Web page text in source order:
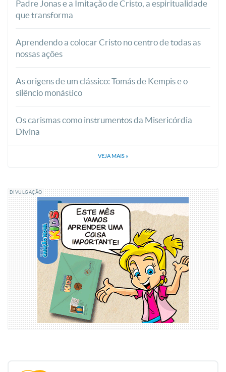
Padre Jonas e a Imitação de Cristo, a espiritualidade
que transforma
Aprendendo a colocar Cristo no centro de todas as
nossas ações
As origens de um clássico: Tomás de Kempis e o
silêncio monástico
Os carismas como instrumentos da Misericórdia
Divina
VEJA MAIS »
DIVULGAÇÃO